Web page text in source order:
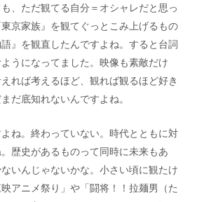
、ただ観てる自分＝オシャレだと思っ
京家族』を観てぐっとこみ上げるもの
』を観直したんですよね。すると台詞
うになってました。映像も素敵だけ
れば考えるほど、観れば観るほど好き
だ底知れないんですよね。
ね。終わっていない。時代とともに対
歴史があるものって同時に未来もあ
いんじゃないかな。小さい頃に観たけ
アニメ祭り」や「闘将！！拉麺男（た